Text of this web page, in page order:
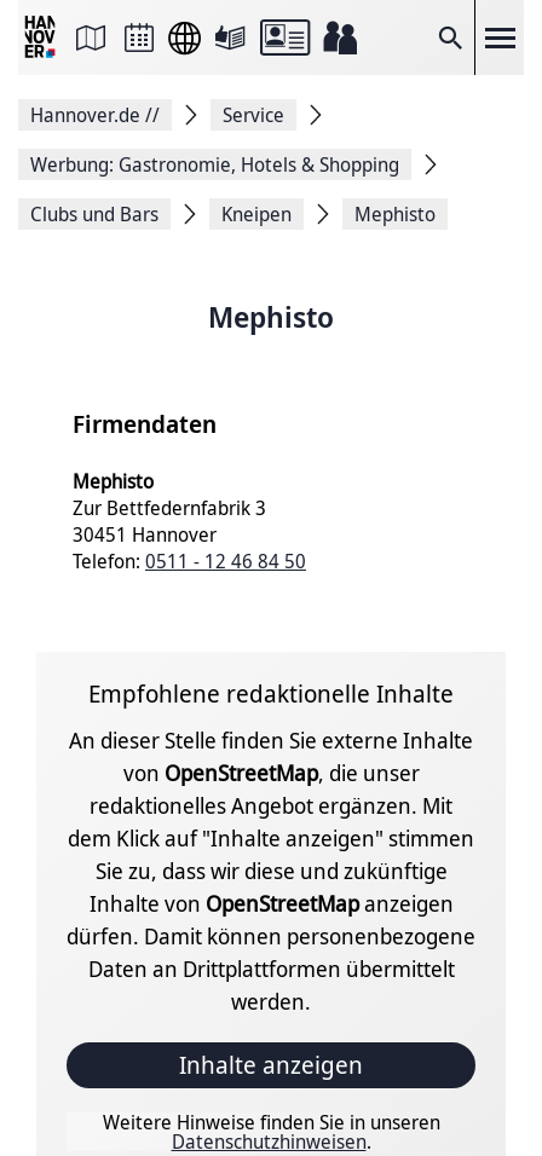
Suche
Seite
Facebook
teilen
Seitenlink
Hannover.de //
Service
Werbung: Gastronomie, Hotels & Shopping
Clubs und Bars
Kneipen Mephisto
Mephisto
Firmendaten
Mephisto
Zur Bettfedernfabrik 3
30451 Hannover
Telefon: 0511 - 12 46 84 50
Empfohlene redaktionelle Inhalte
An dieser Stelle finden Sie externe Inhalte
von OpenStreetMap, die unser
redaktionelles Angebot ergänzen. Mit
dem Klick auf "Inhalte anzeigen" stimmen
Sie zu, dass wir diese und zukünftige
Inhalte von OpenStreetMapanzeigen
dürfen. Damit können personenbezogene
Daten an Drittplattformen übermittelt
werden.
Inhalte anzeigen
Weitere Hinweise finden Sie in unseren
Datenschutzhinweisen.